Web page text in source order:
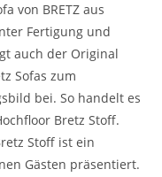
von BRETZ aus
Fertigung und
auch der Original
Sofas zum
bei. So handelt es
Bretz Stoff.
Stoff ist ein
Gästen präsentiert.